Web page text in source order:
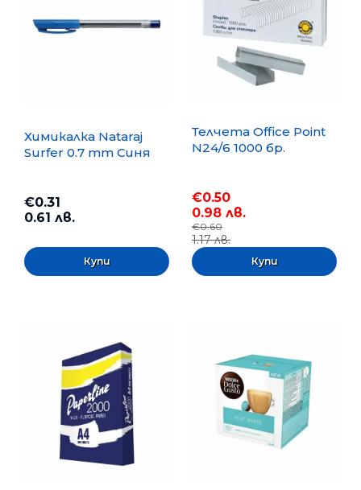
Химикалка Nataraj
Surfer 0.7 mm Синя
€0.31
0.61 лв.
Телчета Office Point
N24/6 1000 бр.
€0.50
0.98 лв.
€0.60
1.17 лв.